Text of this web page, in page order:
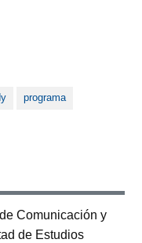
programa
Comunicación y
de Estudios